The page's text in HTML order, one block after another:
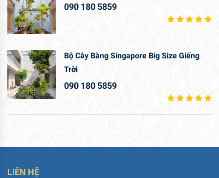
090 180 5859
Bộ Cây Bàng Singapore Big Size Giếng
Trời
090 180 5859
LIÊN HỆ